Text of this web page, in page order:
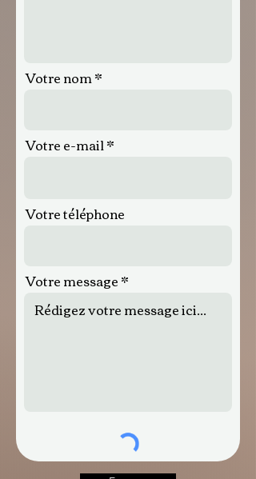
Votre nom
Votre e-mail
Votre téléphone
Votre message